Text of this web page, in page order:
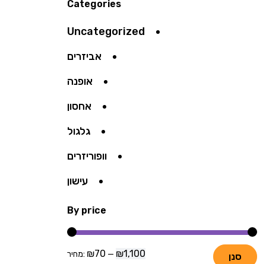
Categories
Uncategorized
אביזרים
אופנה
אחסון
גלגול
וופוריזרים
עישון
By price
סנן מחיר: ₪70 — ₪1,100